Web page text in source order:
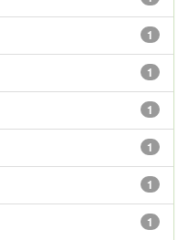
1
1
1
1
1
1